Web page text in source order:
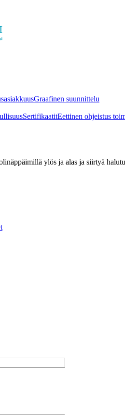
Graafinen suunnittelu
SertifikaatitEettinen ohjeistus
ylös ja alas ja siirtyä